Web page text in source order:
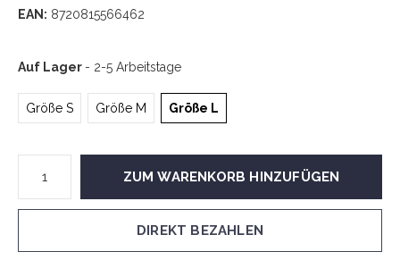
EAN: 8720815566462
Auf Lager - 2-5 Arbeitstage
Größe S Größe M Größe L
ZUM WARENKORB HINZUFÜGEN
DIREKT BEZAHLEN